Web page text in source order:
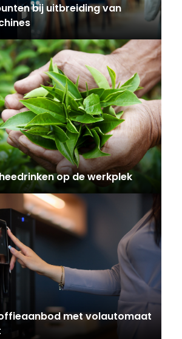
bij uitbreiding van
op de werkplek
met volautomaat